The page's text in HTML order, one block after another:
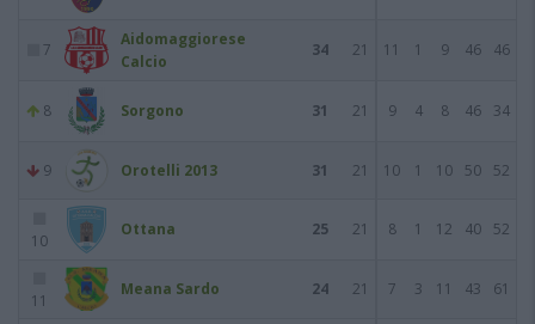
7
Aidomaggiorese
Calcio
34 21 11 1 9 46 46
8 Sorgono 31 21 9 4 8 46 34
9 Orotelli 2013 31 21 10 1 10 50 52
10
Ottana 25 21 8 1 12 40 52
11
Meana Sardo 24 21 7 3 11 43 61